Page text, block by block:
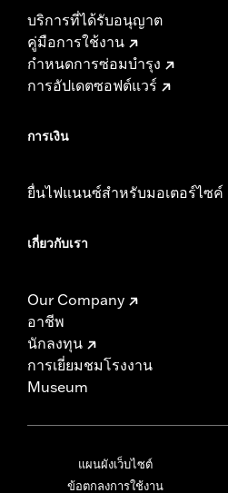
บริการที่ได้รับอนุญาต
คู่มือการใช้งาน
กำหนดการซ่อมบำรุง
การอัปเดตซอฟต์แวร์
การเงิน
ยื่นไฟแนนซ์สำหรับมอเตอร์ไซค์
เกี่ยวกับเรา
Our Company
อาชีพ
นักลงทุน
การเยี่ยมชมโรงงาน
Museum
แผนผังเว็บไซต์
ข้อตกลงการใช้งาน